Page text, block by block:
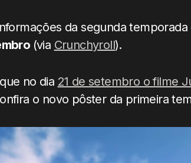
da segunda
(via Crunchyroll).
no dia 21 de setembro o filme
o novo pôster da primeira